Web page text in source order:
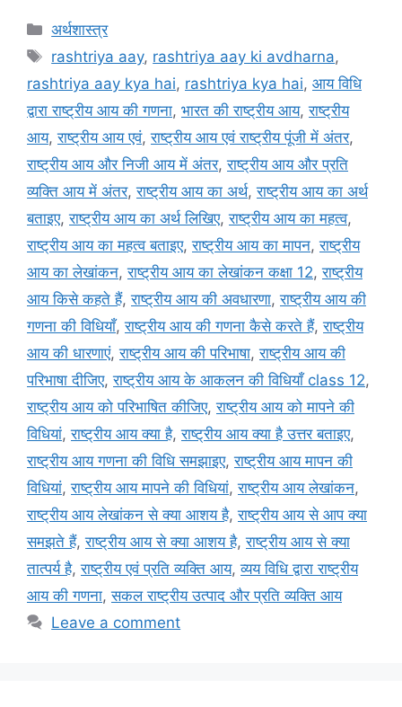
Categories
अर्थशास्त्र
Tags
rashtriya aay, rashtriya aay ki avdharna,
rashtriya aay kya hai, rashtriya kya hai, आय विधि
द्वारा राष्ट्रीय आय की गणना, भारत की राष्ट्रीय आय,राष्ट्रीय
आय,राष्ट्रीय आय एवं,राष्ट्रीय आय एवं राष्ट्रीय पूंजी में अंतर,
राष्ट्रीय आय और निजी आय में अंतर,राष्ट्रीय आय और प्रति
व्यक्ति आय में अंतर,राष्ट्रीय आय का अर्थ,राष्ट्रीय आय का अर्थ
बताइए,राष्ट्रीय आय का अर्थ लिखिए,राष्ट्रीय आय का महत्व,
राष्ट्रीय आय का महत्व बताइए,राष्ट्रीय आय का मापन,राष्ट्रीय
आय का लेखांकन,राष्ट्रीय आय का लेखांकन कक्षा 12,राष्ट्रीय
आय किसे कहते हैं,राष्ट्रीय आय की अवधारणा,राष्ट्रीय आय की
गणना की विधियाँ,राष्ट्रीय आय की गणना कैसे करते हैं,राष्ट्रीय
आय की धारणाएं,राष्ट्रीय आय की परिभाषा,राष्ट्रीय आय की
परिभाषा दीजिए,राष्ट्रीय आय के आकलन की विधियाँ class 12,
राष्ट्रीय आय को परिभाषित कीजिए,राष्ट्रीय आय को मापने की
विधियां,राष्ट्रीय आय क्या है,राष्ट्रीय आय क्या है उत्तर बताइए,
राष्ट्रीय आय गणना की विधि समझाइए,राष्ट्रीय आय मापन की
विधियां,राष्ट्रीय आय मापने की विधियां,राष्ट्रीय आय लेखांकन,
राष्ट्रीय आय लेखांकन से क्या आशय है,राष्ट्रीय आय से आप क्या
समझते हैं,राष्ट्रीय आय से क्या आशय है,राष्ट्रीय आय से क्या
तात्पर्य है,राष्ट्रीय एवं प्रति व्यक्ति आय,व्यय विधि द्वारा राष्ट्रीय
आय की गणना,सकल राष्ट्रीय उत्पाद और प्रति व्यक्ति आय
Leave a comment